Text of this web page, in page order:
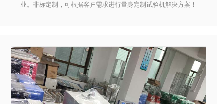
业。非标定制，可根据客户需求进行量身定制试验机解决方案！